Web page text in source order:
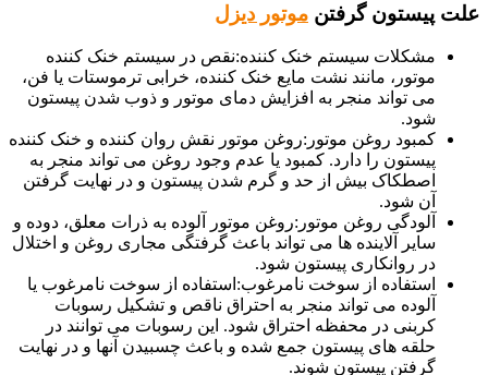
علت پیستون گرفتن موتور دیزل
مشکلات سیستم خنک کننده:نقص در سیستم خنک کننده
موتور، مانند نشت مایع خنک کننده، خرابی ترموستات یا فن،
می تواند منجر به افزایش دمای موتور و ذوب شدن پیستون
شود.
کمبود روغن موتور:روغن موتور نقش روان کننده و خنک کننده
پیستون را دارد. کمبود یا عدم وجود روغن می تواند منجر به
اصطکاک بیش از حد و گرم شدن پیستون و در نهایت گرفتن
آن شود.
آلودگی روغن موتور:روغن موتور آلوده به ذرات معلق، دوده و
سایر آلاینده ها می تواند باعث گرفتگی مجاری روغن و اختلال
در روانکاری پیستون شود.
استفاده از سوخت نامرغوب:استفاده از سوخت نامرغوب یا
آلوده می تواند منجر به احتراق ناقص و تشکیل رسوبات
کربنی در محفظه احتراق شود. این رسوبات می توانند در
حلقه های پیستون جمع شده و باعث چسبیدن آنها و در نهایت
گرفتن پیستون شوند.